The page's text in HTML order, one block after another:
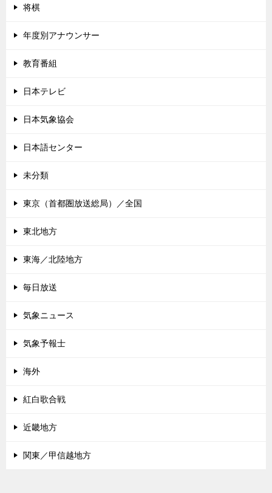
将棋
年度別アナウンサー
教育番組
日本テレビ
日本気象協会
日本語センター
未分類
東京（首都圏放送総局）／全国
東北地方
東海／北陸地方
毎日放送
気象ニュース
気象予報士
海外
紅白歌合戦
近畿地方
関東／甲信越地方